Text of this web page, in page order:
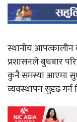
स्थानीय आपत्कालीन
प्रशासनले बुधबार
कुनै समस्या आएमा
व्यवस्थापन सुदृढ गर्न